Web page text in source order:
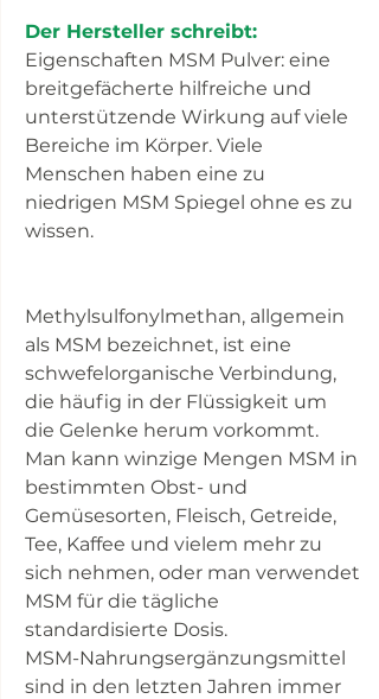
Der Hersteller schreibt:
Eigenschaften MSM Pulver: eine
breitgefächerte hilfreiche und
unterstützende Wirkung auf viele
Bereiche im Körper. Viele
Menschen haben eine zu
niedrigen MSM Spiegel ohne es zu
wissen.
Methylsulfonylmethan, allgemein
als MSM bezeichnet, ist eine
schwefelorganische Verbindung,
die häufig in der Flüssigkeit um
die Gelenke herum vorkommt.
Man kann winzige Mengen MSM in
bestimmten Obst- und
Gemüsesorten, Fleisch, Getreide,
Tee, Kaffee und vielem mehr zu
sich nehmen, oder man verwendet
MSM für die tägliche
standardisierte Dosis.
MSM-Nahrungsergänzungsmittel
sind in den letzten Jahren immer